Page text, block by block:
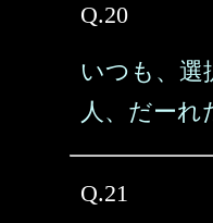
Q.20
いつも、選
人、だーれ
Q.21